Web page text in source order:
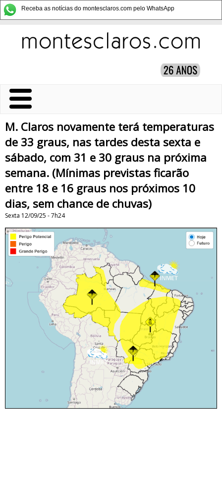
Receba as notícias do montesclaros.com pelo WhatsApp
M. Claros novamente terá temperaturas
de 33 graus, nas tardes desta sexta e
sábado, com 31 e 30 graus na próxima
semana. (Mínimas previstas ficarão
entre 18 e 16 graus nos próximos 10
dias, sem chance de chuvas)
Sexta 12/09/25 - 7h24